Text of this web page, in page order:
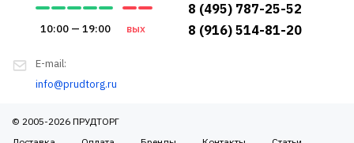
8 (495) 787-25-52
8 (916) 514-81-20
10:00 — 19:00 вых
E-mail:
info@prudtorg.ru
© 2005-2026 ПРУДТОРГ